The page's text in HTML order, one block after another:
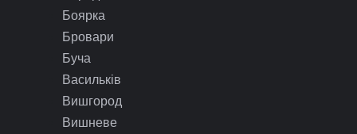
Боярка
Бровари
Буча
Васильків
Вишгород
Вишневе